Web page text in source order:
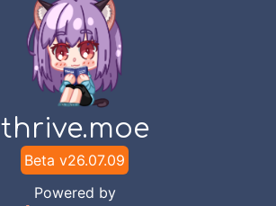
thrive.moe
Beta v26.07.09
Powered by